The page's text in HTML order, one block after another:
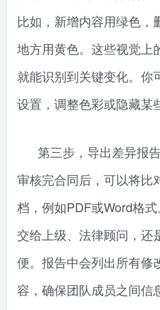
比如，新增内容用绿色，
地方用黄色。这些视觉上
就能识别到关键变化。你
设置，调整色彩或隐藏某
第三步，导出差异报
审核完合同后，可以将比
档，例如PDF或Word格
交给上级、法律顾问，还
便。报告中会列出所有修
容，确保团队成员之间信